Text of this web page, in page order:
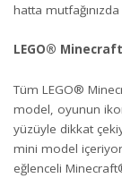
hatta
LEGO®
Tüm LEGO®
model, oyunun
yüzüyle dikkat
mini model
eğlenceli